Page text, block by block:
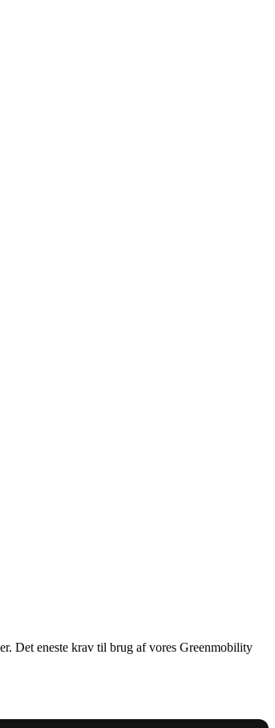
Det eneste krav til brug af vores Greenmobility